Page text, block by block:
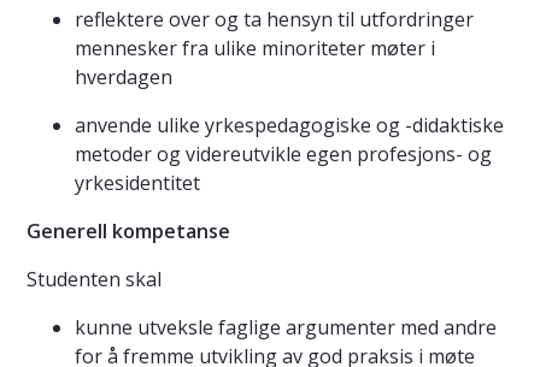
reflektere over og ta hensyn til utfordringer
mennesker fra ulike minoriteter møter i
hverdagen
anvende ulike yrkespedagogiske og -didaktiske
metoder og videreutvikle egen profesjons- og
yrkesidentitet
Generell kompetanse
Studenten skal
kunne utveksle faglige argumenter med andre
for å fremme utvikling av god praksis i møte